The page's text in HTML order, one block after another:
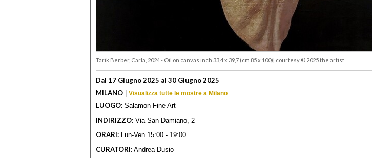
Tarik Berber, Carla, 2024 - Oil on canvas inch 33,4 x 39,7 (cm 85 x 100)| courtesy © 2025 the artist
Dal 17 Giugno 2025 al 30 Giugno 2025
MILANO | Visualizza tutte le mostre a Milano
LUOGO: Salamon Fine Art
INDIRIZZO: Via San Damiano, 2
ORARI: Lun-Ven 15:00 - 19:00
CURATORI: Andrea Dusio